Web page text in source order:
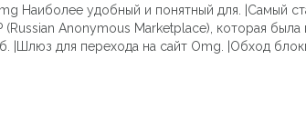
Наиболее удобный и понятный для. |Самый
Anonymous Marketplace), которая
|Шлюз для перехода на сайт Omg. |Обход